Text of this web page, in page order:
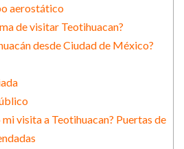
aerostático
de visitar Teotihuacan?
desde Ciudad de México?
visita a Teotihuacan? Puertas de